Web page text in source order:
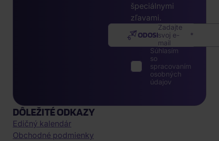
špeciálnymi
zľavami.
Zadajte
svoj e-
mail
ODOSLAŤ
Súhlasím
so
spracovaním
osobných
údajov
DÔLEŽITÉ ODKAZY
Edičný kalendár
Obchodné podmienky